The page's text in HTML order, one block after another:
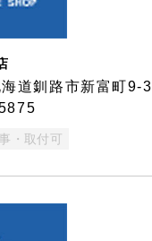
道釧路市新富町9-3
・取付可